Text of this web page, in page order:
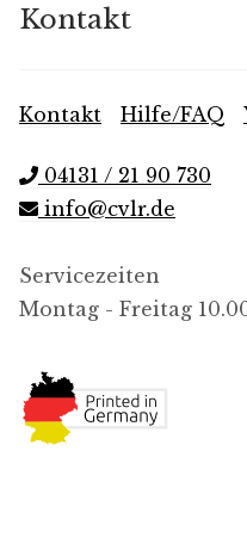
Kontakt
Kontakt Hilfe/FAQ
04131 / 21 90 730
info@cvlr.de
Servicezeiten
Montag - Freitag